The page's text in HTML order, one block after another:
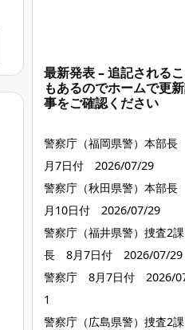
最新発表 – 追記される
もあるのでホームで更
事をご確認ください
警察庁（福岡県警）本部
月7日付 2026/07/29
警察庁（秋田県警）本部
月10日付 2026/07/29
警察庁（福井県警）捜査2課
長 8月7日付 2026/07/29
警察庁 8月7日付 2026/
1
警察庁（広島県警）捜査2課